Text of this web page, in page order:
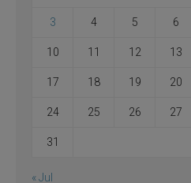
3 4 5 6
10 11 12 13
17 18 19 20
24 25 26 27
31
« Jul